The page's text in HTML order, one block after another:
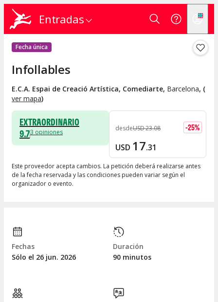
Entradas
Fecha única
Infollables
E.C.A. Espai de Creació Artística, Comediarte, Barcelona, (
ver mapa)
EXTRAORDINARIO
9.73 opiniones desdeUSD23.08 -25%
USD 17.31
Este proveedor acepta cambios. La petición deberá realizarse antes
de la fecha reservada y las condiciones pueden variar según el
organizador o evento.
Fechas
Sólo el 26 jun. 2026
Duración
90 minutos